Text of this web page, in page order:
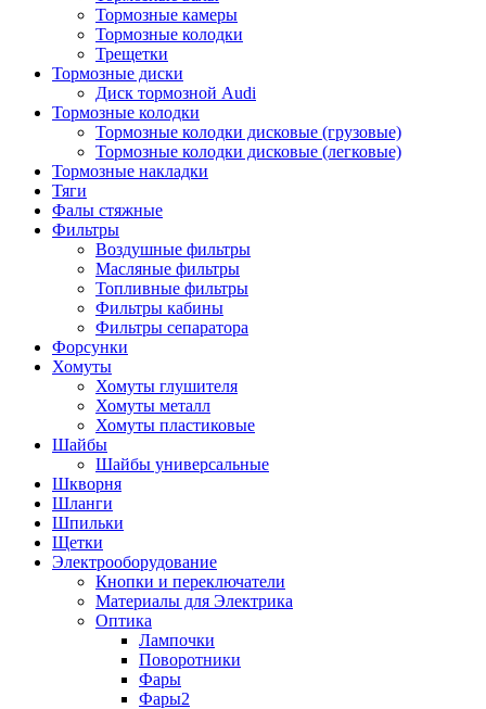
Тормозные камеры
Тормозные колодки
Трещетки
Тормозные диски
Диск тормозной Audi
Тормозные колодки
Тормозные колодки дисковые (грузовые)
Тормозные колодки дисковые (легковые)
Тормозные накладки
Тяги
Фалы стяжные
Фильтры
Воздушные фильтры
Масляные фильтры
Топливные фильтры
Фильтры кабины
Фильтры сепаратора
Форсунки
Хомуты
Хомуты глушителя
Хомуты металл
Хомуты пластиковые
Шайбы
Шайбы универсальные
Шкворня
Шланги
Шпильки
Щетки
Электрооборудование
Кнопки и переключатели
Материалы для Электрика
Оптика
Лампочки
Поворотники
Фары
Фары2